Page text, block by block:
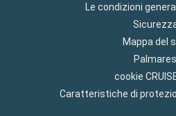
Le condizioni
Mappa del
Palmares
cookie
Caratteristiche di